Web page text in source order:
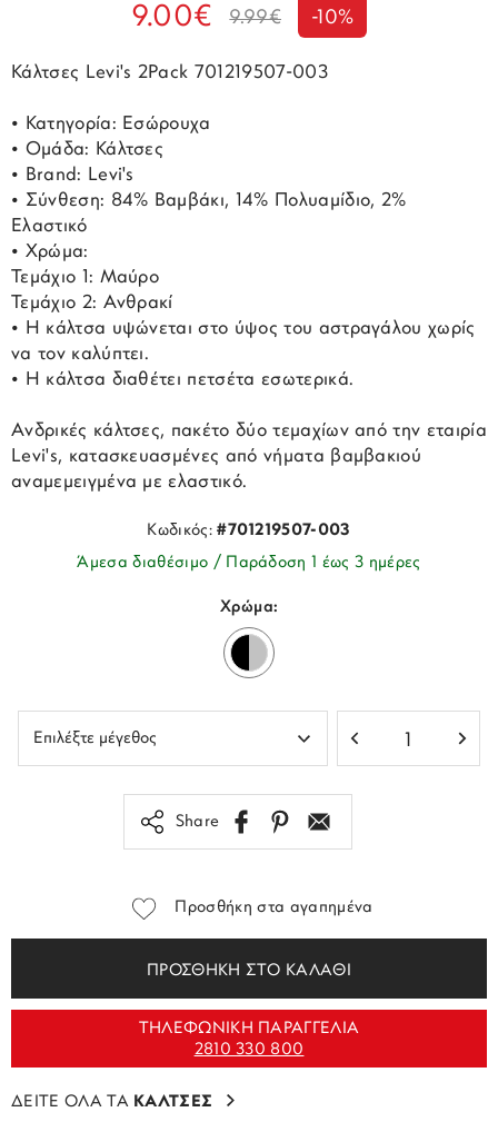
9.00€ 9.99€ -10%
Κάλτσες Levi's 2Pack 701219507-003
• Κατηγορία: Εσώρουχα
• Ομάδα: Κάλτσες
• Brand: Levi's
• Σύνθεση: 84% Βαμβάκι, 14% Πολυαμίδιο, 2%
Ελαστικό
• Χρώμα:
Τεμάχιο 1: Μαύρο
Τεμάχιο 2: Ανθρακί
• Η κάλτσα υψώνεται στο ύψος του αστραγάλου χωρίς
να τον καλύπτει.
• Η κάλτσα διαθέτει πετσέτα εσωτερικά.
Ανδρικές κάλτσες, πακέτο δύο τεμαχίων από την εταιρία
Levi's, κατασκευασμένες από νήματα βαμβακιού
αναμεμειγμένα με ελαστικό.
Κωδικός:#701219507-003
Άμεσα διαθέσιμο / Παράδοση 1 έως 3 ημέρες
Χρώμα:
Share
Προσθήκη στα αγαπημένα
ΠΡΟΣΘΗΚΗ ΣΤΟ ΚΑΛΑΘΙ
ΤΗΛΕΦΩΝΙΚΗ ΠΑΡΑΓΓΕΛΙΑ
2810 330 800
ΔΕΙΤΕ ΟΛΑ ΤΑ ΚΑΛΤΣΕΣ